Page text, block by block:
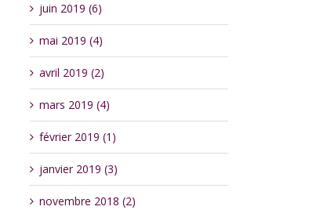
juin 2019 (6)
mai 2019 (4)
avril 2019 (2)
mars 2019 (4)
février 2019 (1)
janvier 2019 (3)
novembre 2018 (2)